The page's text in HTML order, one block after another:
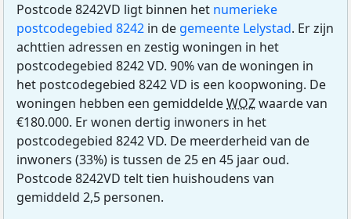
Postcode 8242VD ligt binnen het numerieke
postcodegebied 8242 in de gemeente Lelystad. Er zijn
achttien adressen en zestig woningen in het
postcodegebied 8242 VD. 90% van de woningen in
het postcodegebied 8242 VD is een koopwoning. De
woningen hebben een gemiddeldeWOZwaarde van
€180.000. Er wonen dertig inwoners in het
postcodegebied 8242 VD. De meerderheid van de
inwoners (33%) is tussen de 25 en 45 jaar oud.
Postcode 8242VD telt tien huishoudens van
gemiddeld 2,5 personen.